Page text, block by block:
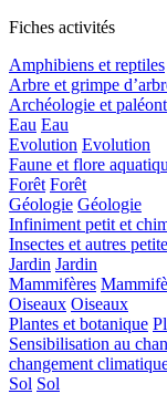
Fiches activités
Amphibiens et reptiles
Arbre et grimpe
Archéologie et
Eau Eau
Evolution Evolution
Faune et flore
Forêt Forêt
Géologie Géologie
Infiniment petit et
Insectes et autres
Jardin Jardin
Mammifères
Oiseaux Oiseaux
Plantes et botanique
Sensibilisation au
changement
Sol Sol